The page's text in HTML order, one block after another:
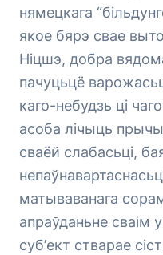
нямецкага
якое бярэ свае
Ніцшэ, добра
пачуцьцё
каго-небудзь ці
асоба лічыць
сваёй слабасьці,
матываванага
апраўданьне сваім
суб’ект стварае